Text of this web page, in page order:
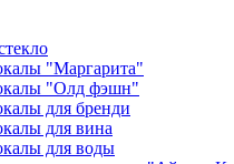
"Маргарита"
"Олд фэшн"
для бренди
для вина
для воды